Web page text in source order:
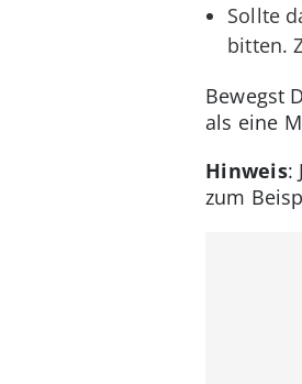
Sollte
bitten.
Bewegst
als eine
Hinweis:
zum